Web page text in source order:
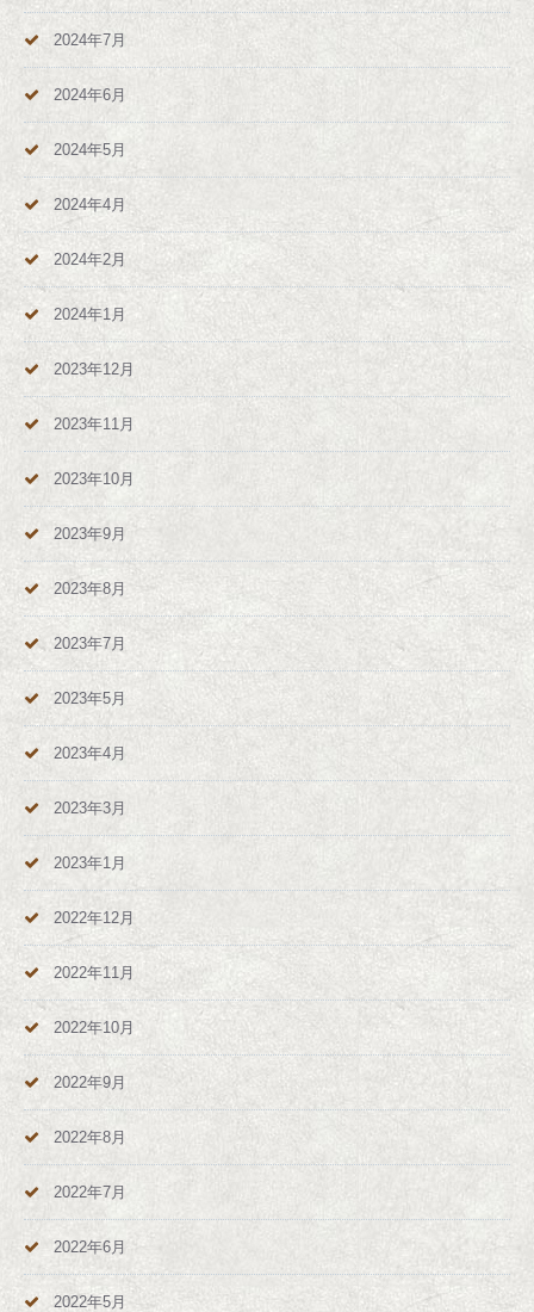
2024年7月
2024年6月
2024年5月
2024年4月
2024年2月
2024年1月
2023年12月
2023年11月
2023年10月
2023年9月
2023年8月
2023年7月
2023年5月
2023年4月
2023年3月
2023年1月
2022年12月
2022年11月
2022年10月
2022年9月
2022年8月
2022年7月
2022年6月
2022年5月